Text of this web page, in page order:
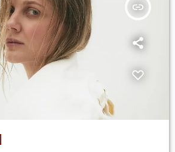
insert_link